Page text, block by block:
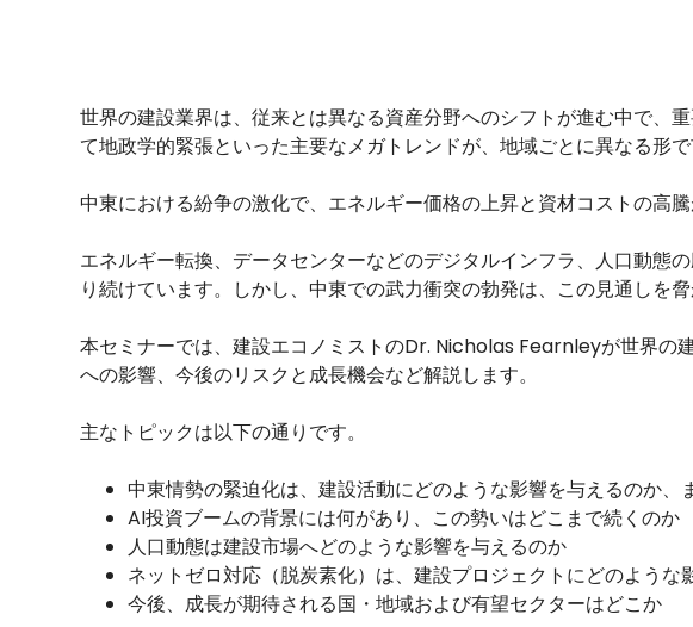
世界の建設業界は、従来とは異なる資産分野へのシフトが進む中で、
て地政学的緊張といった主要なメガトレンドが、地域ごとに異なる形
中東における紛争の激化で、エネルギー価格の上昇と資材コストの高
エネルギー転換、データセンターなどのデジタルインフラ、人口動態
り続けています。しかし、中東での武力衝突の勃発は、この見通しを
本セミナーでは、建設エコノミストのDr. Nicholas Fearnleyが世界の
への影響、今後のリスクと成長機会など解説します。
主なトピックは以下の通りです。
中東情勢の緊迫化は、建設活動にどのような影響を与えるのか、
AI投資ブームの背景には何があり、この勢いはどこまで続くのか
人口動態は建設市場へどのような影響を与えるのか
ネットゼロ対応（脱炭素化）は、建設プロジェクトにどのような
今後、成長が期待される国・地域および有望セクターはどこか